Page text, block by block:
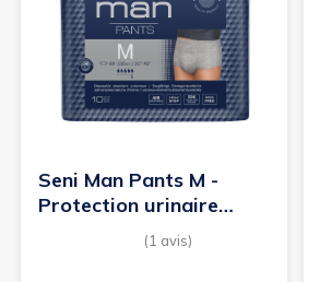
Seni Man Pants M -
Protection urinaire